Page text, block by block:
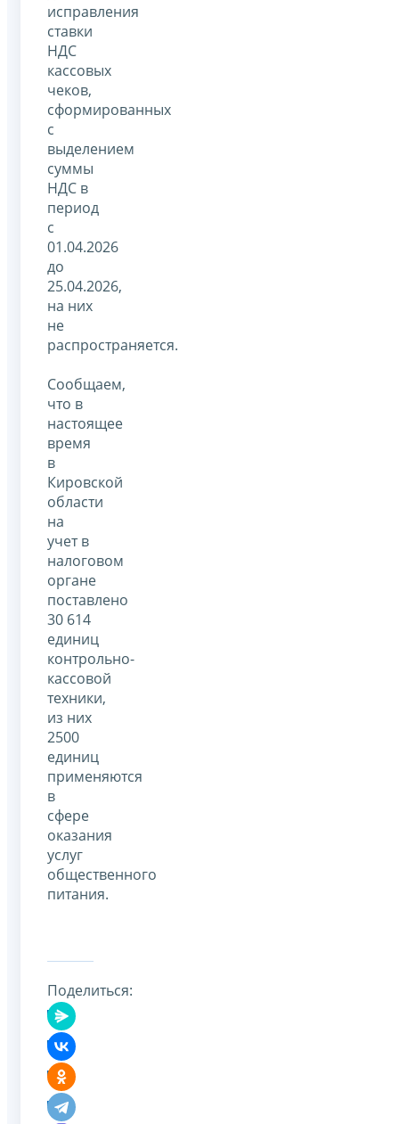
исправления
ставки
НДС
кассовых
чеков,
сформированных
с
выделением
суммы
НДС в
период
с
01.04.2026
до
25.04.2026,
на них
не
распространяется.
Сообщаем,
что в
настоящее
время
в
Кировской
области
на
учет в
налоговом
органе
поставлено
30 614
единиц
контрольно-
кассовой
техники,
из них
2500
единиц
применяются
в
сфере
оказания
услуг
общественного
питания.
Поделиться: